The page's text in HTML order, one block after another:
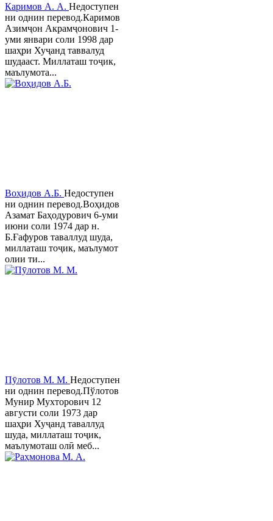
Каримов А. А. Недоступен
ни однин перевод.Каримов
Азимҷон Акрамҷонович 1-
уми январи соли 1998 дар
шаҳри Хуҷанд таввалуд
шудааст. Миллаташ тоҷик,
маълумота...
Воҳидов А.Б. Недоступен
ни однин перевод.Воҳидов
Азамат Баҳодурович 6-уми
июни соли 1974 дар н.
Б.Ғафуров таваллуд шуда,
миллаташ тоҷик, маълумот
олии ти...
Пӯлотов М. М. Недоступен
ни однин перевод.Пўлотов
Мунир Мухторович 12
августи соли 1973 дар
шаҳри Хуҷанд таваллуд
шуда, миллаташ тоҷик,
маълумоташ олӣ меб...